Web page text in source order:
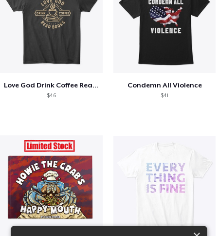
Love God Drink Coffee Read Books
$46
Condemn All Violence
$41